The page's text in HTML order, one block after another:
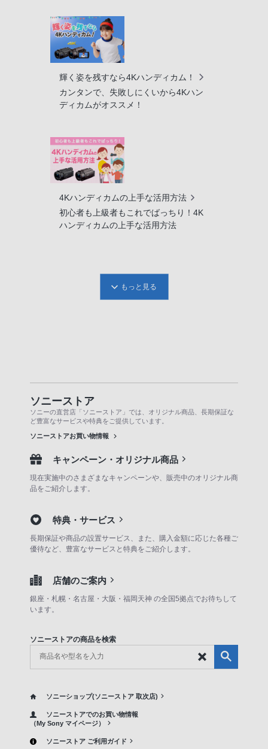
輝く姿を残すなら4Kハンディカム！
カンタンで、失敗しにくいから4Kハン
ディカムがオススメ！
4Kハンディカムの上手な活用方法
初心者も上級者もこれでばっちり！4K
ハンディカムの上手な活用方法
もっと見る
ソニーストア
ソニーの直営店「ソニーストア」では、オリジナル商品、長期保証な
ど豊富なサービスや特典をご提供しています。
ソニーストアお買い物情報
キャンペーン・オリジナル商品
現在実施中のさまざまなキャンペーンや、販売中のオリジナル商
品をご紹介します。
特典・サービス
長期保証や商品の設置サービス、また、購入金額に応じた各種ご
優待など、豊富なサービスと特典をご紹介します。
店舗のご案内
銀座・札幌・名古屋・大阪・福岡天神 の全国5拠点でお待ちして
います。
ソニーストアの商品を検索
ソニーショップ(ソニーストア 取次店)
ソニーストアでのお買い物情報
（My Sony マイページ）
ソニーストア ご利用ガイド